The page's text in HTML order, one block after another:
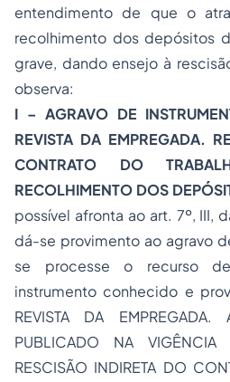
entendimento de que o
recolhimento dos depósitos
grave, dando ensejo à
observa:
I – AGRAVO DE
REVISTA DA EMPREGADA.
CONTRATO DO
RECOLHIMENTO DOS
possível afronta ao art. 7º, III,
dá-se provimento ao agravo
se processe o recurso
instrumento conhecido e
REVISTA DA EMPREGADA.
PUBLICADO NA
RESCISÃO INDIRETA DO